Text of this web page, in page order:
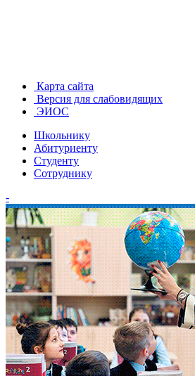
Карта сайта
Версия для слабовидящих
ЭИОС
Школьнику
Абитуриенту
Студенту
Сотруднику
-